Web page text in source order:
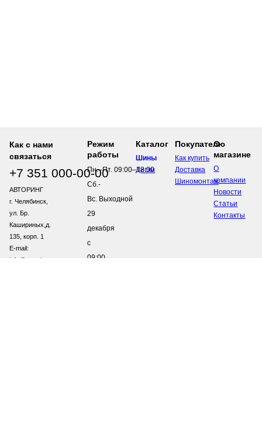
Как с нами
связаться
+7 351 000-00-00
АВТОРИНГ
г. Челябинск,
ул. Бр.
Кашириных,д.
135, корп. 1
E-mail:
info@avtoring.com
Режим
работы
Пн.–Пт. 09:00–18:00
Сб.-
Вс. Выходной
29
декабря
с
09:00
Каталог
Шины
Диски
Покупателю
Как купить
Доставка
Шиномонтаж
О
магазине
О
компании
Новости
Статьи
Контакты